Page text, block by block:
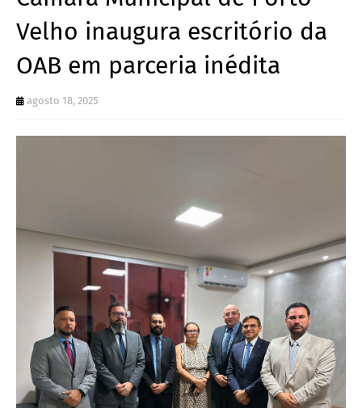
Velho inaugura escritório da
OAB em parceria inédita
agosto 18, 2025